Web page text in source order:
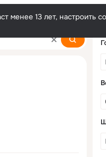
менее 13 лет, настроить